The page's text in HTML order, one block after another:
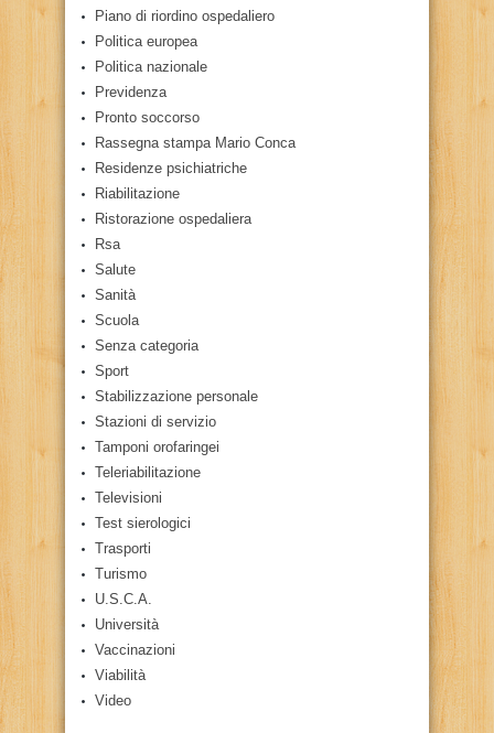
Piano di riordino ospedaliero
Politica europea
Politica nazionale
Previdenza
Pronto soccorso
Rassegna stampa Mario Conca
Residenze psichiatriche
Riabilitazione
Ristorazione ospedaliera
Rsa
Salute
Sanità
Scuola
Senza categoria
Sport
Stabilizzazione personale
Stazioni di servizio
Tamponi orofaringei
Teleriabilitazione
Televisioni
Test sierologici
Trasporti
Turismo
U.S.C.A.
Università
Vaccinazioni
Viabilità
Video